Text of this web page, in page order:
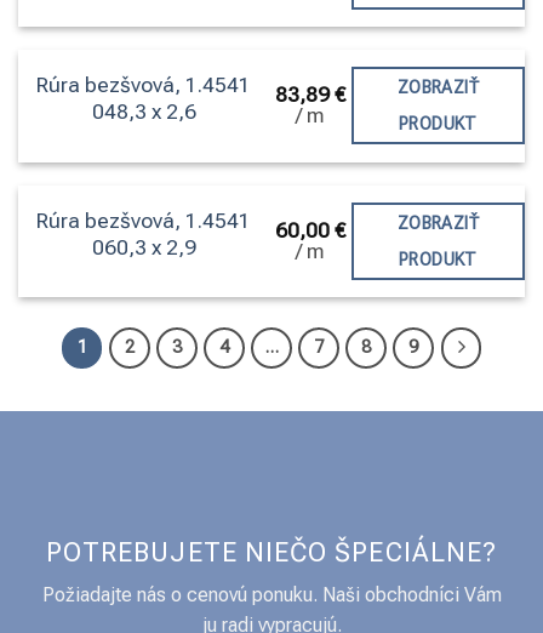
Rúra bezšvová, 1.4541
048,3 x 2,6
83,89€
/ m
ZOBRAZIŤ
PRODUKT
Rúra bezšvová, 1.4541
060,3 x 2,9
60,00€
/ m
ZOBRAZIŤ
PRODUKT
1 2 3 4 … 7 8 9
POTREBUJETE NIEČO ŠPECIÁLNE?
Požiadajte nás o cenovú ponuku. Naši obchodníci Vám
ju radi vypracujú.